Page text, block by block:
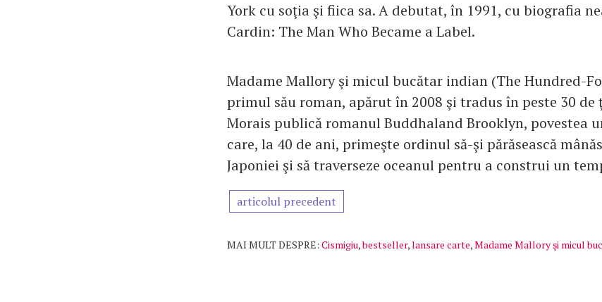
York cu soţia şi fiica sa. A debutat, în 1991, cu biografia
Cardin: The Man Who Became a Label.
Madame Mallory şi micul bucătar indian (The Hundred-
primul său roman, apărut în 2008 şi tradus în peste 30 de
Morais publică romanul Buddhaland Brooklyn, povestea
care, la 40 de ani, primeşte ordinul să-şi părăsească
Japoniei şi să traverseze oceanul pentru a construi un
articolul precedent
MAI MULT DESPRE: Cismigiu,bestseller,lansare carte,Madame Mallory şi micul